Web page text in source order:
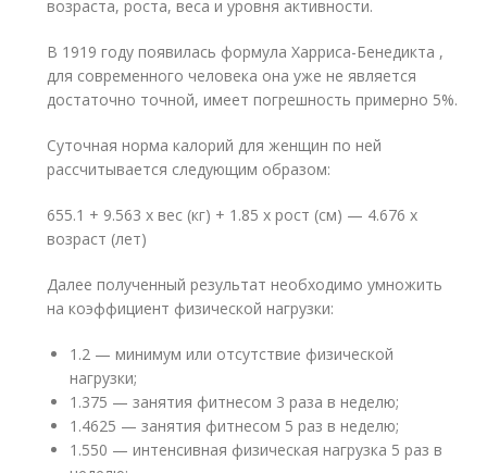
возраста, роста, веса и уровня активности.
В 1919 году появилась формула Харриса-Бенедикта ,
для современного человека она уже не является
достаточно точной, имеет погрешность примерно 5%.
Суточная норма калорий для женщин по ней
рассчитывается следующим образом:
655.1 + 9.563 х вес (кг) + 1.85 х рост (см) — 4.676 х
возраст (лет)
Далее полученный результат необходимо умножить
на коэффициент физической нагрузки:
1.2 — минимум или отсутствие физической
нагрузки;
1.375 — занятия фитнесом 3 раза в неделю;
1.4625 — занятия фитнесом 5 раз в неделю;
1.550 — интенсивная физическая нагрузка 5 раз в